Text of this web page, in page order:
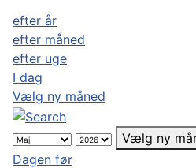
efter år
efter måned
efter uge
I dag
Vælg ny måned
Vælg ny
Dagen før